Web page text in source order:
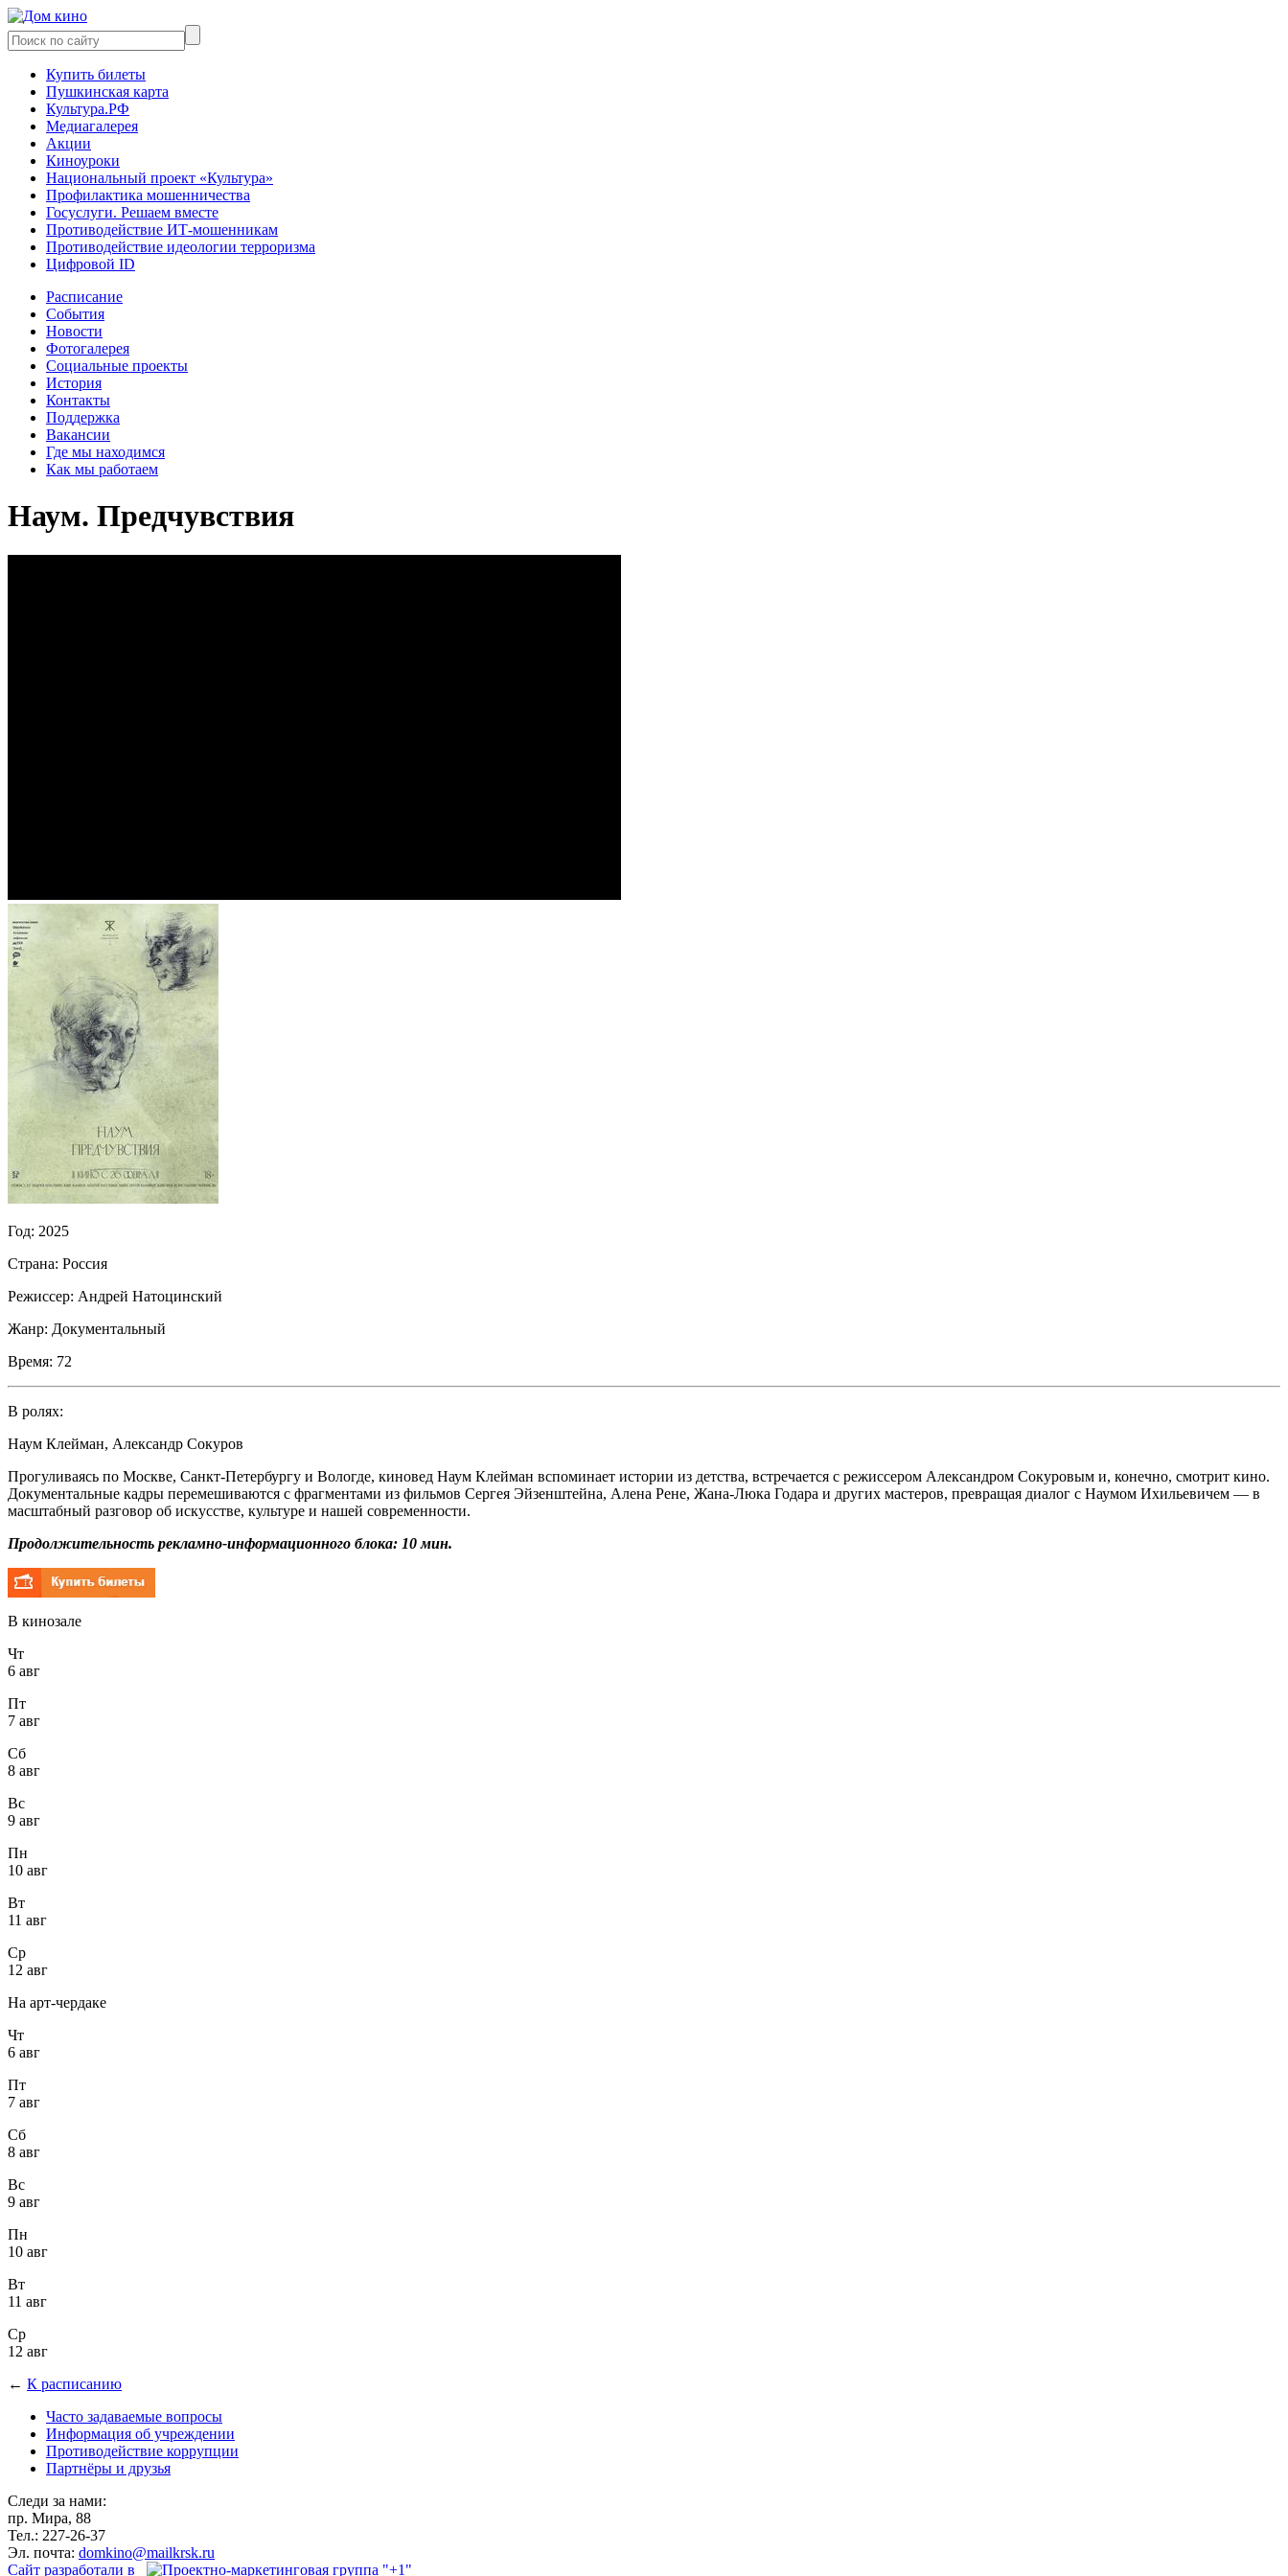
Купить билеты
Пушкинская карта
Культура.РФ
Медиагалерея
Акции
Киноуроки
Национальный проект «Культура»
Профилактика мошенничества
Госуслуги. Решаем вместе
Противодействие ИТ-мошенникам
Противодействие идеологии терроризма
Цифровой ID
Расписание
События
Новости
Фотогалерея
Социальные проекты
История
Контакты
Поддержка
Вакансии
Где мы находимся
Как мы работаем
Наум. Предчувствия
Год: 2025
Страна: Россия
Режиссер: Андрей Натоцинский
Жанр: Документальный
Время: 72
В ролях:
Наум Клейман, Александр Сокуров
Прогуливаясь по Москве, Санкт-Петербургу и Вологде, киновед Наум Клейман вспоминает истории из детства, встречается с режиссером Александром Сокуровым и, конечно, смотрит кино.
Документальные кадры перемешиваются с фрагментами из фильмов Сергея Эйзенштейна, Алена Рене, Жана-Люка Годара и других мастеров, превращая диалог с Наумом Ихильевичем — в
масштабный разговор об искусстве, культуре и нашей современности.
Продолжительность рекламно-информационного блока: 10 мин.
В кинозале
Чт
6 авг
Пт
7 авг
Сб
8 авг
Вс
9 авг
Пн
10 авг
Вт
11 авг
Ср
12 авг
На арт-чердаке
Чт
6 авг
Пт
7 авг
Сб
8 авг
Вс
9 авг
Пн
10 авг
Вт
11 авг
Ср
12 авг
← К расписанию
Часто задаваемые вопросы
Информация об учреждении
Противодействие коррупции
Партнёры и друзья
Следи за нами:
пр. Мира, 88
Тел.: 227-26-37
Эл. почта: domkino@mailkrsk.ru
Сайт разработали в